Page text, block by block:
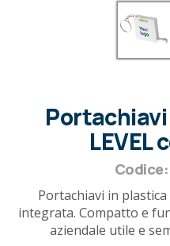
LEVEL
Portachiavi in
integrata. Compatto e
aziendale utile e